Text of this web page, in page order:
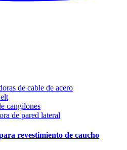
de cable de acero
cangilones
de pared lateral
revestimiento de caucho